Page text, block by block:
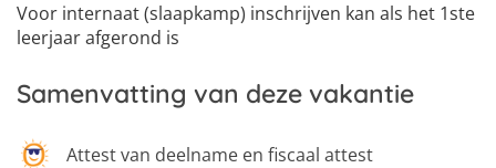
Voor internaat (slaapkamp) inschrijven kan als het 1ste
leerjaar afgerond is
Samenvatting van deze vakantie
Attest van deelname en fiscaal attest